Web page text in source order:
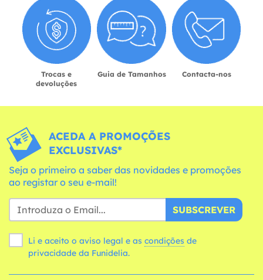
Trocas e
devoluções
Guia de Tamanhos Contacta-nos
ACEDA A PROMOÇÕES
EXCLUSIVAS*
Seja o primeiro a saber das novidades e promoções
ao registar o seu e-mail!
SUBSCREVER
Li e aceito o aviso legal e as condições
privacidade da Funidelia.